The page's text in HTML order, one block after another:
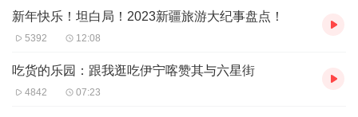
新年快乐！坦白局！2023新疆旅游大纪事盘点！
5392 12:08
吃货的乐园：跟我逛吃伊宁喀赞其与六星街
4842 07:23